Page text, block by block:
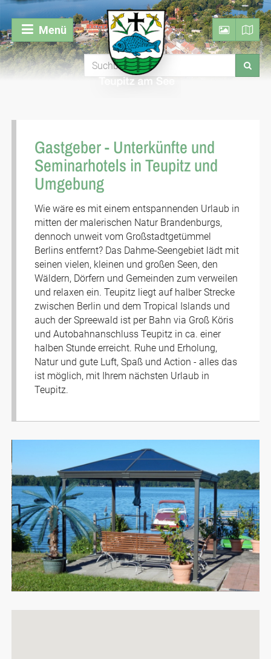
Menü
Gastgeber - Unterkünfte und
Seminarhotels in Teupitz und
Umgebung
Wie wäre es mit einem entspannenden Urlaub in
mitten der malerischen Natur Brandenburgs,
dennoch unweit vom Großstadtgetümmel
Berlins entfernt? Das Dahme-Seengebiet lädt mit
seinen vielen, kleinen und großen Seen, den
Wäldern, Dörfern und Gemeinden zum verweilen
und relaxen ein. Teupitz liegt auf halber Strecke
zwischen Berlin und dem Tropical Islands und
auch der Spreewald ist per Bahn via Groß Köris
und Autobahnanschluss Teupitz in ca. einer
halben Stunde erreicht. Ruhe und Erholung,
Natur und gute Luft, Spaß und Action - alles das
ist möglich, mit Ihrem nächsten Urlaub in
Teupitz.